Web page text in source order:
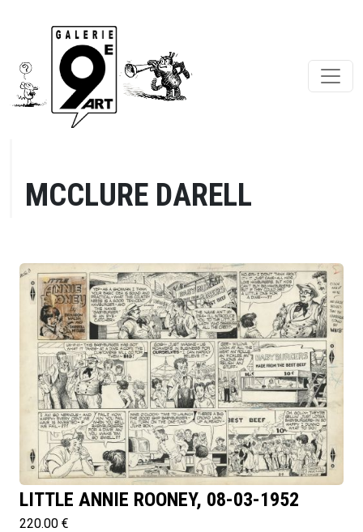
MCCLURE DARELL
LITTLE ANNIE ROONEY, 08-03-1952
220.00 €